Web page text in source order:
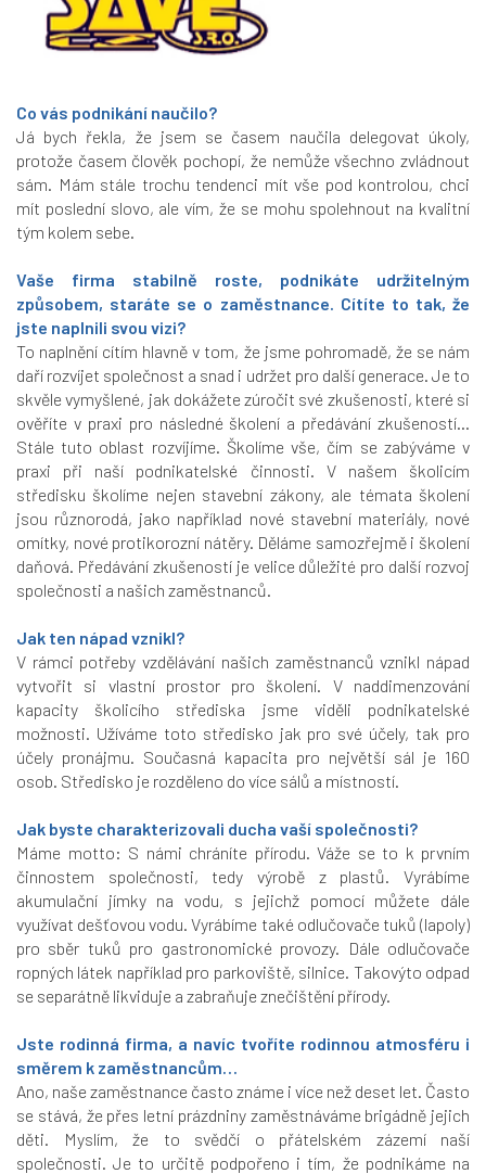
Co vás podnikání naučilo?
Já bych řekla, že jsem se časem naučila delegovat úkoly,
protože časem člověk pochopí, že nemůže všechno zvládnout
sám. Mám stále trochu tendenci mít vše pod kontrolou, chci
mít poslední slovo, ale vím, že se mohu spolehnout na kvalitní
tým kolem sebe.
Vaše firma stabilně roste, podnikáte udržitelným
způsobem, staráte se o zaměstnance. Cítíte to tak, že
jste naplnili svou vizi?
To naplnění cítím hlavně v tom, že jsme pohromadě, že se nám
daří rozvíjet společnost a snad i udržet pro další generace. Je to
skvěle vymyšlené, jak dokážete zúročit své zkušenosti, které si
ověříte v praxi pro následné školení a předávání zkušeností…
Stále tuto oblast rozvíjíme. Školíme vše, čím se zabýváme v
praxi při naší podnikatelské činnosti. V našem školicím
středisku školíme nejen stavební zákony, ale témata školení
jsou různorodá, jako například nové stavební materiály, nové
omítky, nové protikorozní nátěry. Děláme samozřejmě i školení
daňová. Předávání zkušeností je velice důležité pro další rozvoj
společnosti a našich zaměstnanců.
Jak ten nápad vznikl?
V rámci potřeby vzdělávání našich zaměstnanců vznikl nápad
vytvořit si vlastní prostor pro školení. V naddimenzování
kapacity školicího střediska jsme viděli podnikatelské
možnosti. Užíváme toto středisko jak pro své účely, tak pro
účely pronájmu. Současná kapacita pro největší sál je 160
osob. Středisko je rozděleno do více sálů a místností.
Jak byste charakterizovali ducha vaší společnosti?
Máme motto: S námi chráníte přírodu. Váže se to k prvním
činnostem společnosti, tedy výrobě z plastů. Vyrábíme
akumulační jímky na vodu, s jejichž pomocí můžete dále
využívat dešťovou vodu. Vyrábíme také odlučovače tuků (lapoly)
pro sběr tuků pro gastronomické provozy. Dále odlučovače
ropných látek například pro parkoviště, silnice. Takovýto odpad
se separátně likviduje a zabraňuje znečištění přírody.
Jste rodinná firma, a navíc tvoříte rodinnou atmosféru i
směrem k zaměstnancům…
Ano, naše zaměstnance často známe i více než deset let. Často
se stává, že přes letní prázdniny zaměstnáváme brigádně jejich
děti. Myslím, že to svědčí o přátelském zázemí naší
společnosti. Je to určitě podpořeno i tím, že podnikáme na